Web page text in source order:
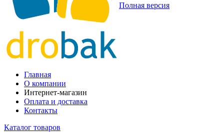
Полная версия
Главная
О компании
Интернет-магазин
Оплата и доставка
Контакты
Каталог товаров